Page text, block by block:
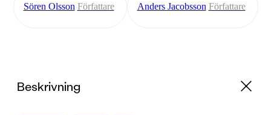
Sören Olsson Författare Anders Jacobsson Författare
Beskrivning